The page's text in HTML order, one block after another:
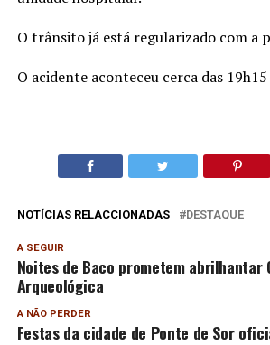
O trânsito já está regularizado com a
O acidente aconteceu cerca das 19h15
NOTÍCIAS RELACCIONADAS DESTAQUE
A SEGUIR
Noites de Baco prometem abrilhantar
Arqueológica
A NÃO PERDER
Festas da cidade de Ponte de Sor